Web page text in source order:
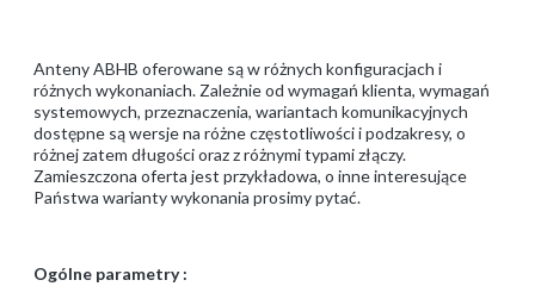
Anteny ABHB oferowane są w różnych konfiguracjach i
różnych wykonaniach. Zależnie od wymagań klienta, wymagań
systemowych, przeznaczenia, wariantach komunikacyjnych
dostępne są wersje na różne częstotliwości i podzakresy, o
różnej zatem długości oraz z różnymi typami złączy.
Zamieszczona oferta jest przykładowa, o inne interesujące
Państwa warianty wykonania prosimy pytać.
Ogólne parametry :